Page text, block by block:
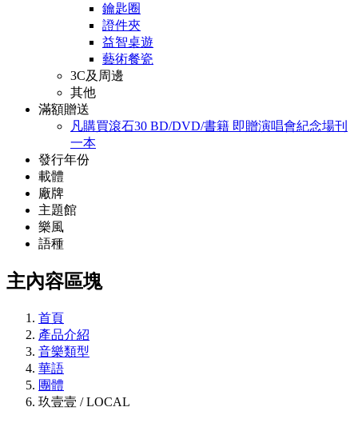
鑰匙圈
證件夾
益智桌遊
藝術餐瓷
3C及周邊
其他
滿額贈送
凡購買滾石30 BD/DVD/書籍 即贈演唱會紀念場刊
一本
發行年份
載體
廠牌
主題館
樂風
語種
主內容區塊
首頁
產品介紹
音樂類型
華語
團體
玖壹壹 / LOCAL